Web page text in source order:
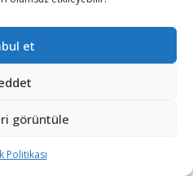
et
görüntüle
Politikası